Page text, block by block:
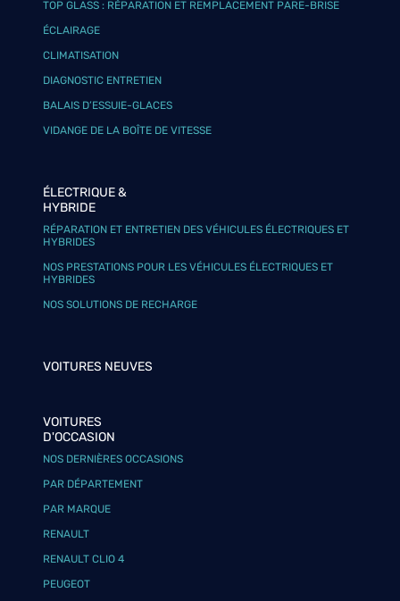
TOP GLASS : RÉPARATION ET REMPLACEMENT PARE-BRISE
ÉCLAIRAGE
CLIMATISATION
DIAGNOSTIC ENTRETIEN
BALAIS D’ESSUIE-GLACES
VIDANGE DE LA BOÎTE DE VITESSE
ÉLECTRIQUE &
HYBRIDE
RÉPARATION ET ENTRETIEN DES VÉHICULES ÉLECTRIQUES ET
HYBRIDES
NOS PRESTATIONS POUR LES VÉHICULES ÉLECTRIQUES ET
HYBRIDES
NOS SOLUTIONS DE RECHARGE
VOITURES NEUVES
VOITURES
D'OCCASION
NOS DERNIÈRES OCCASIONS
PAR DÉPARTEMENT
PAR MARQUE
RENAULT
RENAULT CLIO 4
PEUGEOT